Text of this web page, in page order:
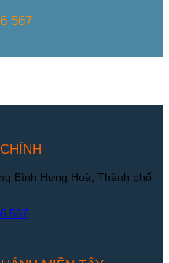
567
Bình Hưng Hoà, Thành phố
567